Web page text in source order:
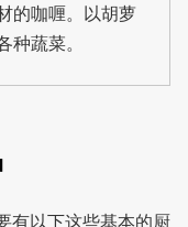
的咖喱。以胡萝
种蔬菜。
有以下这些基本的厨